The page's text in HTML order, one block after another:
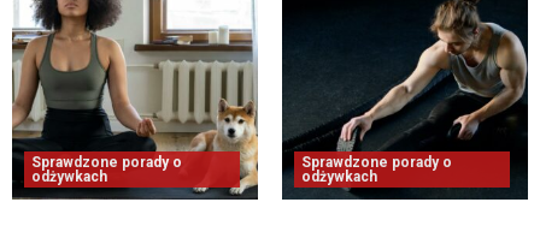
Sprawdzone porady o
odżywkach
Sprawdzone porady o
odżywkach